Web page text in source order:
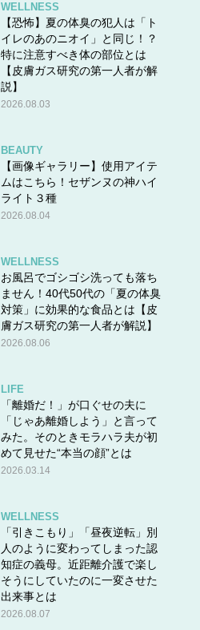
WELLNESS
【恐怖】夏の体臭の犯人は「ト
イレのあのニオイ」と同じ！？
特に注意すべき体の部位とは
【皮膚ガス研究の第一人者が解
説】
2026.08.03
BEAUTY
【画像ギャラリー】使用アイテ
ムはこちら！セザンヌの神ハイ
ライト３種
2026.08.04
WELLNESS
お風呂でゴシゴシ洗っても落ち
ません！40代50代の「夏の体臭
対策」に効果的な食品とは【皮
膚ガス研究の第一人者が解説】
2026.08.06
LIFE
「離婚だ！」が口ぐせの夫に
「じゃあ離婚しよう」と言って
みた。そのときモラハラ夫が初
めて見せた“本当の顔”とは
2026.03.14
WELLNESS
「引きこもり」「昼夜逆転」別
人のように変わってしまった認
知症の義母。近距離介護で楽し
そうにしていたのに一変させた
出来事とは
2026.08.07